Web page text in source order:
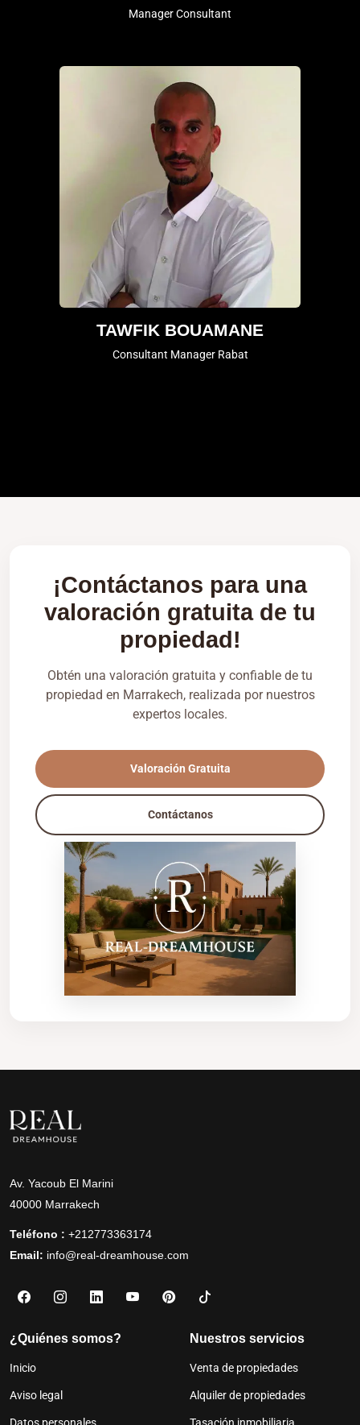
Manager Consultant
TAWFIK BOUAMANE
Consultant Manager Rabat
¡Contáctanos para una
valoración gratuita de tu
propiedad!
Obtén una valoración gratuita y confiable de tu
propiedad en Marrakech, realizada por nuestros
expertos locales.
Valoración Gratuita
Contáctanos
Av. Yacoub El Marini
40000 Marrakech
Teléfono : +212773363174
Email: info@real-dreamhouse.com
¿Quiénes somos?
Inicio
Aviso legal
Nuestros servicios
Venta de propiedades
Alquiler de propiedades